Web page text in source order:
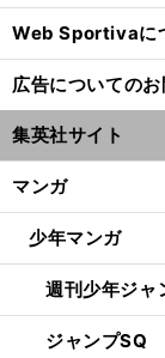
Web Sportivaに
広告についての
集英社サイト
マンガ
少年マンガ
週刊少年ジャ
ジャンプSQ